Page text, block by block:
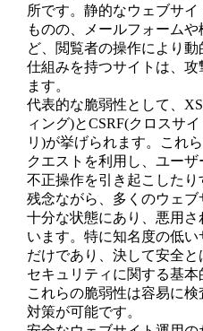
所です。静的なウェブサ
ものの、メールフォーム
ど、閲覧者の操作により
仕組みを持つサイトは、
ます。
代表的な脆弱性として、
ィング)とCSRF(クロスサ
リ)が挙げられます。これ
クエストを利用し、ユーザ
不正操作を引き起こしたり
残念ながら、多くのウェ
十分な状態にあり、悪用
います。特に知名度の低
だけであり、決して安全と
セキュリティに関する基本
これらの脆弱性は容易に
対策が可能です。